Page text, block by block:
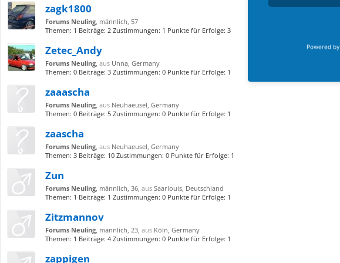
zagk1800
Forums Neuling , männlich, 57
Themen: 1 Beiträge: 2 Zustimmungen: 1 Punkte für Erfolge: 3
Zetec_Andy
Forums Neuling aus Unna, Germany
Themen: 0 Beiträge: 3 Zustimmungen: 0 Punkte für Erfolge: 1
zaaascha
Forums Neuling aus Neuhaeusel, Germany
Themen: 0 Beiträge: 5 Zustimmungen: 0 Punkte für Erfolge: 1
zaascha
Forums Neuling aus Neuhaeusel, Germany
Themen: 3 Beiträge: 10 Zustimmungen: 0 Punkte für Erfolge: 1
Zun
Forums Neuling , männlich, 36, aus Saarlouis, Deutschland
Themen: 1 Beiträge: 1 Zustimmungen: 0 Punkte für Erfolge: 1
Zitzmannov
Forums Neuling , männlich, 23, aus Köln, Germany
Themen: 1 Beiträge: 4 Zustimmungen: 0 Punkte für Erfolge: 1
zappigen
Powered by